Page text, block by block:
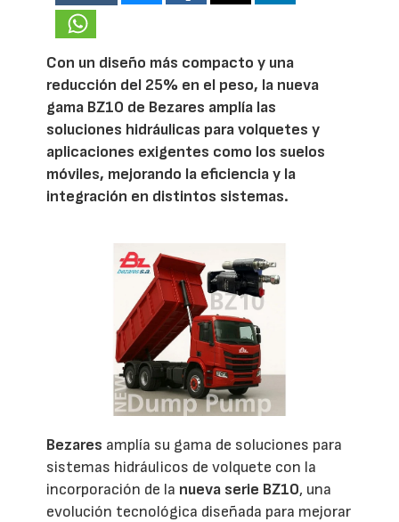
Con un diseño más compacto y una
reducción del 25% en el peso, la nueva
gama BZ10 de Bezares amplía las
soluciones hidráulicas para volquetes y
aplicaciones exigentes como los suelos
móviles, mejorando la eficiencia y la
integración en distintos sistemas.
Bezares amplía su gama de soluciones para
sistemas hidráulicos de volquete con la
incorporación de la nueva serie BZ10, una
evolución tecnológica diseñada para mejorar